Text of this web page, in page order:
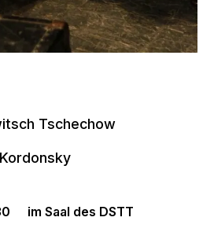
im Saal des DSTT
Tschechow